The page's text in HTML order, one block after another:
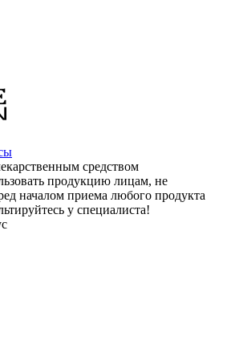
средством
продукцию лицам, не
началом приема любого продукта
у специалиста!